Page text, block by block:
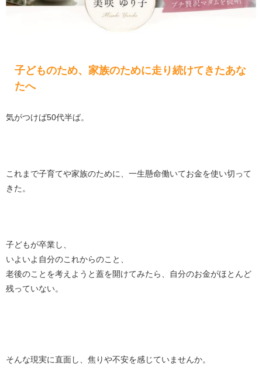
子どものため、家族のために走り続けてきたあな
たへ
気がつけば50代半ば。
これまで子育てや家族のために、一生懸命働いてお金を使い切って
きた。
子どもが卒業し、
いよいよ自分のこれからのこと、
老後のことを考えようと蓋を開けてみたら、自分のお金がほとんど
残っていない。
そんな現実に直面し、焦りや不安を感じていませんか。